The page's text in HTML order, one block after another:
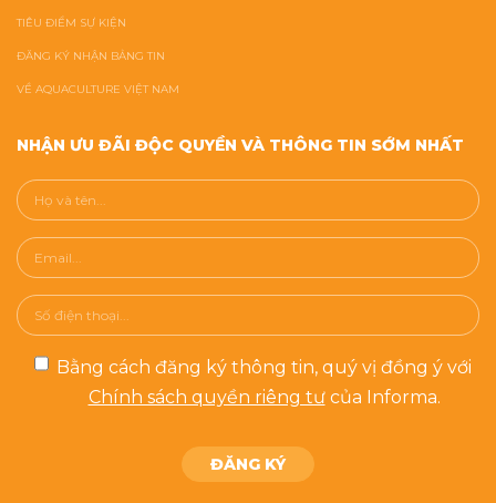
TIÊU ĐIỂM SỰ KIỆN
ĐĂNG KÝ NHẬN BẢNG TIN
VỀ AQUACULTURE VIỆT NAM
NHẬN ƯU ĐÃI ĐỘC QUYỀN VÀ THÔNG TIN SỚM NHẤT
Bằng cách đăng ký thông tin, quý vị đồng ý với
Chính sách quyền riêng tưcủa Informa.